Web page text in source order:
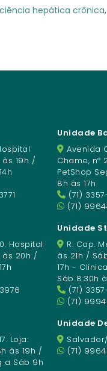
hepática crônica,
19h /
Unidade
Avenida
Chame, nº
PetShop
8h às 17h
(71)
(71)
Hospital
às 20h /
Unidade
R. Cap.
às 21h /
17h -
Sáb 8:30h
(71)
(71)
Loja:
às 19h /
a Sáb 9h
Unidade
(71)